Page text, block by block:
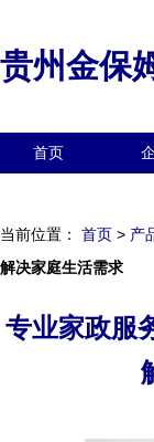
贵州金保
首页
当前位置： 首页 > 产
解决家庭生活需求
专业家政服